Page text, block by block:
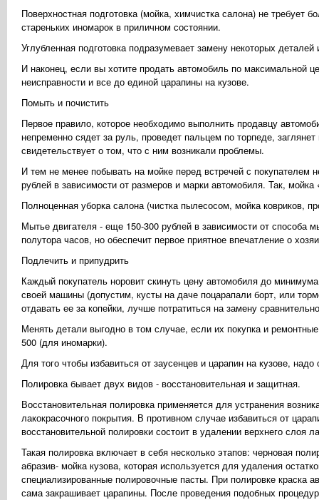
Поверхностная подготовка (мойка, химчистка салона) не требует
стареньких иномарок в приличном состоянии.
Углубленная подготовка подразумевает замену некоторых
И наконец, если вы хотите продать автомобиль по максимальной
неисправности и все до единой царапины на кузове.
Помыть и почистить
Первое правило, которое необходимо выполнить продавцу
непременно сядет за руль, проведет пальцем по торпеде,
свидетельствует о том, что с ним возникали проблемы.
И тем не менее побывать на мойке перед встречей с
рублей в зависимости от размеров и марки автомобиля. Так,
Полноценная уборка салона (чистка пылесосом, мойка ковриков,
Мытье двигателя - еще 150-300 рублей в зависимости от способа
полутора часов, но обеспечит первое приятное впечатление о
Подлечить и припудрить
Каждый покупатель норовит скинуть цену автомобиля до
своей машины (допустим, кусты на даче поцарапали борт, или
отдавать ее за копейки, лучше потратиться на замену
Менять детали выгодно в том случае, если их покупка и
500 (для иномарки).
Для того чтобы избавиться от заусенцев и царапин на кузове,
Полировка бывает двух видов - восстановительная и защитная.
Восстановительная полировка применяется для устранения
лакокрасочного покрытия. В противном случае избавиться от
восстановительной полировки состоит в удалении верхнего слоя
Такая полировка включает в себя несколько этапов: черновая
абразив- мойка кузова, которая используется для удаления
специализированные полировочные пасты. При полировке краска
сама закрашивает царапины. После проведения подобных